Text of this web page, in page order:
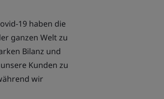
19 haben die
ganzen Welt zu
Bilanz und
Kunden zu
wir